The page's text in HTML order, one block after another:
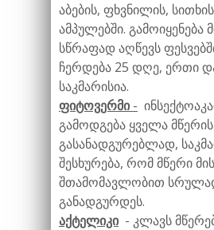
აბების, ფხვნილის,
ამპულებში. გამოიყენება
სწრაფად აღწევს
ჩერდება 25 დღე, ერთი
საკმარისია.
ფიტოვერმი -
გამოდგება ყველა მწერის
გასანადგურებლად,
შესხურება, რომ მწერი
შთამომავლობით
განადგურდეს.
აქტელიკი - კლავს